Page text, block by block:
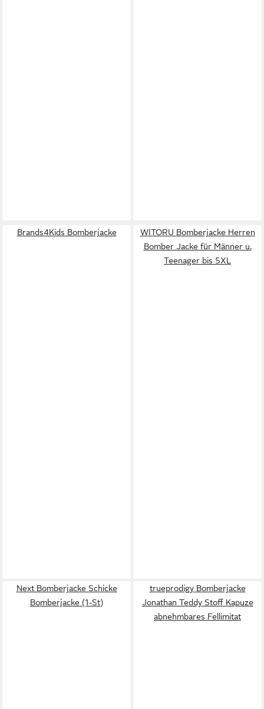
Brands4Kids Bomberjacke
WITORU Bomberjacke Herren
Bomber Jacke für Männer u.
Teenager bis 5XL
Next Bomberjacke Schicke
Bomberjacke (1-St)
trueprodigy Bomberjacke
Jonathan Teddy Stoff Kapuze
abnehmbares Fellimitat